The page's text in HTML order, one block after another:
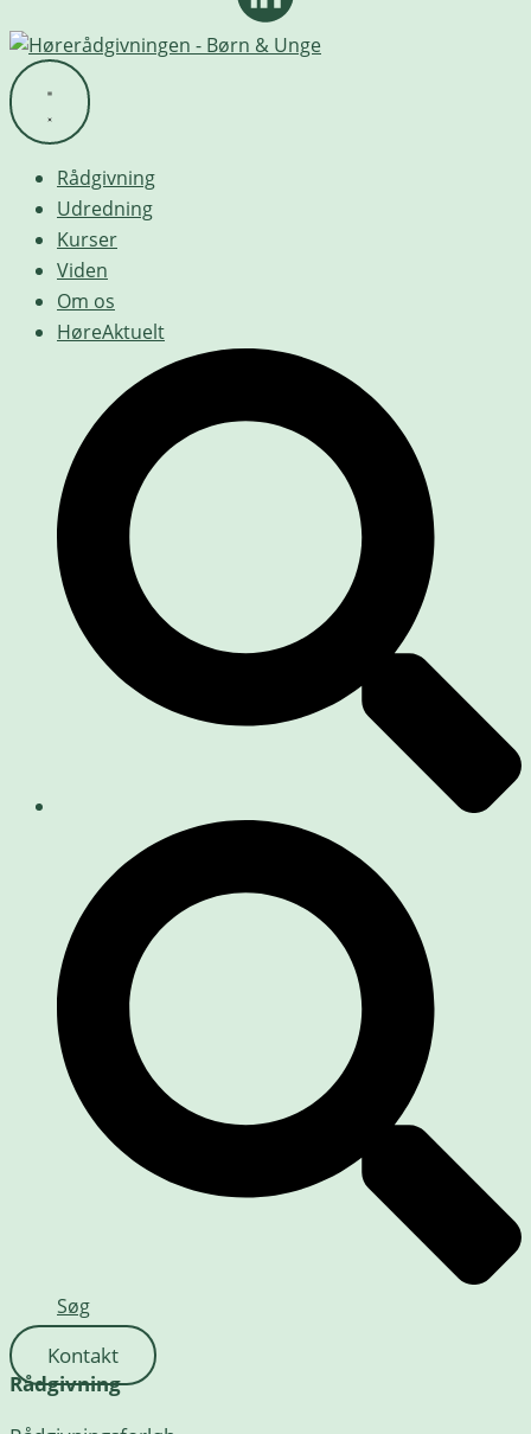
Rådgivning
Udredning
Kurser
Viden
Om os
HøreAktuelt
Søg
Kontakt
Rådgivning